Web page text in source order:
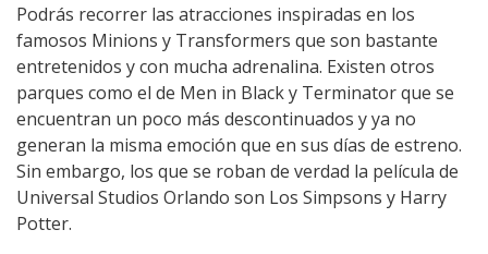
Podrás recorrer las atracciones inspiradas en los
famosos Minions y Transformers que son bastante
entretenidos y con mucha adrenalina. Existen otros
parques como el de Men in Black y Terminator que se
encuentran un poco más descontinuados y ya no
generan la misma emoción que en sus días de estreno.
Sin embargo, los que se roban de verdad la película de
Universal Studios Orlando son Los Simpsons y Harry
Potter.